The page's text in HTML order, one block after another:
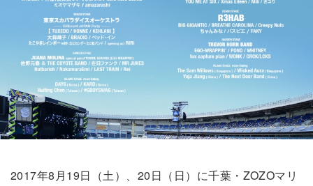
2017年8月19日（土）、20日（日）に千葉・ZOZOマリ